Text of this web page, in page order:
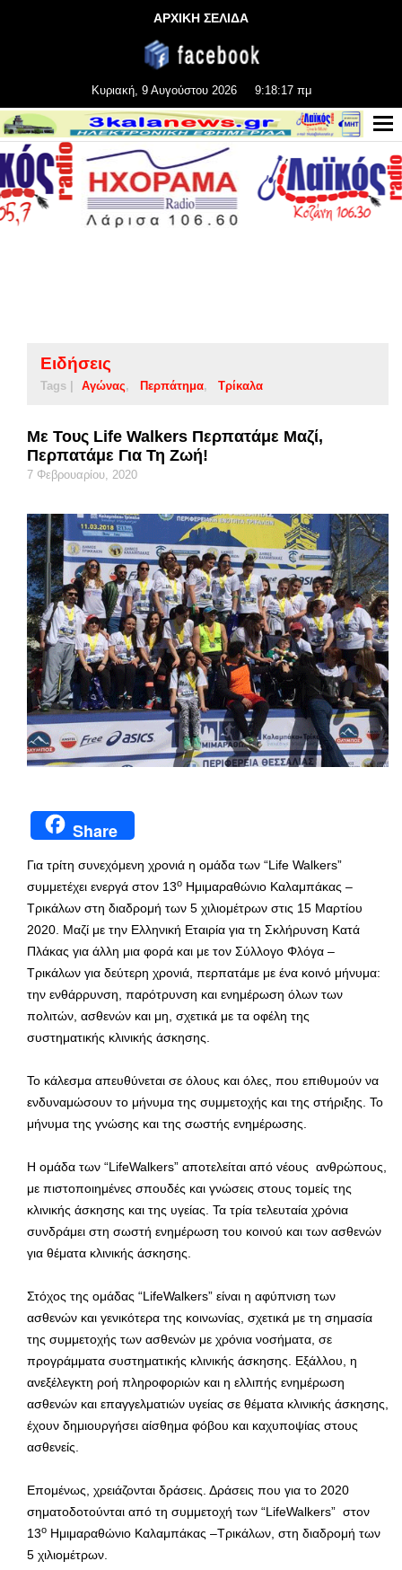
ΑΡΧΙΚΗ ΣΕΛΙΔΑ
Κυριακή, 9 Αυγούστου 2026 9:18:17 πμ
Ειδήσεις
Tags | Αγώνας Περπάτημα Τρίκαλα
Με Τους Life Walkers Περπατάμε Μαζί,
Περπατάμε Για Τη Ζωή!
7 Φεβρουαρίου, 2020
Share
Για τρίτη συνεχόμενη χρονιά η ομάδα των “Life Walkers”
συμμετέχει ενεργά στον 13ο Ημιμαραθώνιο Καλαμπάκας –
Τρικάλων στη διαδρομή των 5 χιλιομέτρων στις 15 Μαρτίου
2020. Μαζί με την Ελληνική Εταιρία για τη Σκλήρυνση Κατά
Πλάκας για άλλη μια φορά και με τον Σύλλογο Φλόγα –
Τρικάλων για δεύτερη χρονιά, περπατάμε με ένα κοινό μήνυμα:
την ενθάρρυνση, παρότρυνση και ενημέρωση όλων των
πολιτών, ασθενών και μη, σχετικά με τα οφέλη της
συστηματικής κλινικής άσκησης.
Το κάλεσμα απευθύνεται σε όλους και όλες, που επιθυμούν να
ενδυναμώσουν το μήνυμα της συμμετοχής και της στήριξης. Το
μήνυμα της γνώσης και της σωστής ενημέρωσης.
Η ομάδα των “LifeWalkers” αποτελείται από νέους ανθρώπους,
με πιστοποιημένες σπουδές και γνώσεις στους τομείς της
κλινικής άσκησης και της υγείας. Τα τρία τελευταία χρόνια
συνδράμει στη σωστή ενημέρωση του κοινού και των ασθενών
για θέματα κλινικής άσκησης.
Στόχος της ομάδας “LifeWalkers” είναι η αφύπνιση των
ασθενών και γενικότερα της κοινωνίας, σχετικά με τη σημασία
της συμμετοχής των ασθενών με χρόνια νοσήματα, σε
προγράμματα συστηματικής κλινικής άσκησης. Εξάλλου, η
ανεξέλεγκτη ροή πληροφοριών και η ελλιπής ενημέρωση
ασθενών και επαγγελματιών υγείας σε θέματα κλινικής άσκησης,
έχουν δημιουργήσει αίσθημα φόβου και καχυποψίας στους
ασθενείς.
Επομένως, χρειάζονται δράσεις. Δράσεις που για το 2020
σηματοδοτούνται από τη συμμετοχή των “LifeWalkers” στον
13ο Ημιμαραθώνιο Καλαμπάκας –Τρικάλων, στη διαδρομή των
5 χιλιομέτρων.